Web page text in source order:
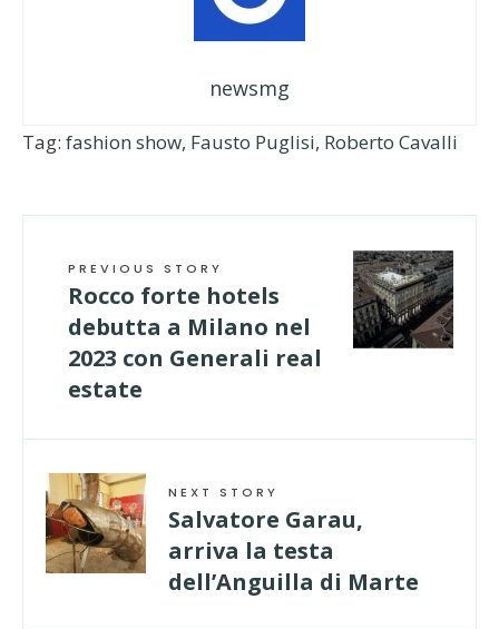
newsmg
Tag: fashion show, Fausto Puglisi, Roberto Cavalli
PREVIOUS STORY
Rocco forte hotels
debutta a Milano nel
2023 con Generali real
estate
NEXT STORY
Salvatore Garau,
arriva la testa
dell’Anguilla di Marte